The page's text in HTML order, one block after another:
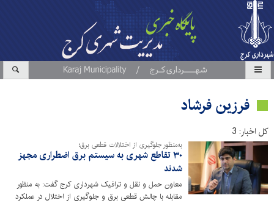
فرزین فرشاد
کل اخبار: 3
به‌منظور جلوگیری از اختلالات قطعی برق؛
۳۰ تقاطع شهری به سیستم برق اضطراری مجهز
شدند
معاون حمل و نقل و ترافیک شهرداری کرج گفت: به منظور
مقابله با چالش قطعی برق و جلوگیری از اختلال در عملکرد